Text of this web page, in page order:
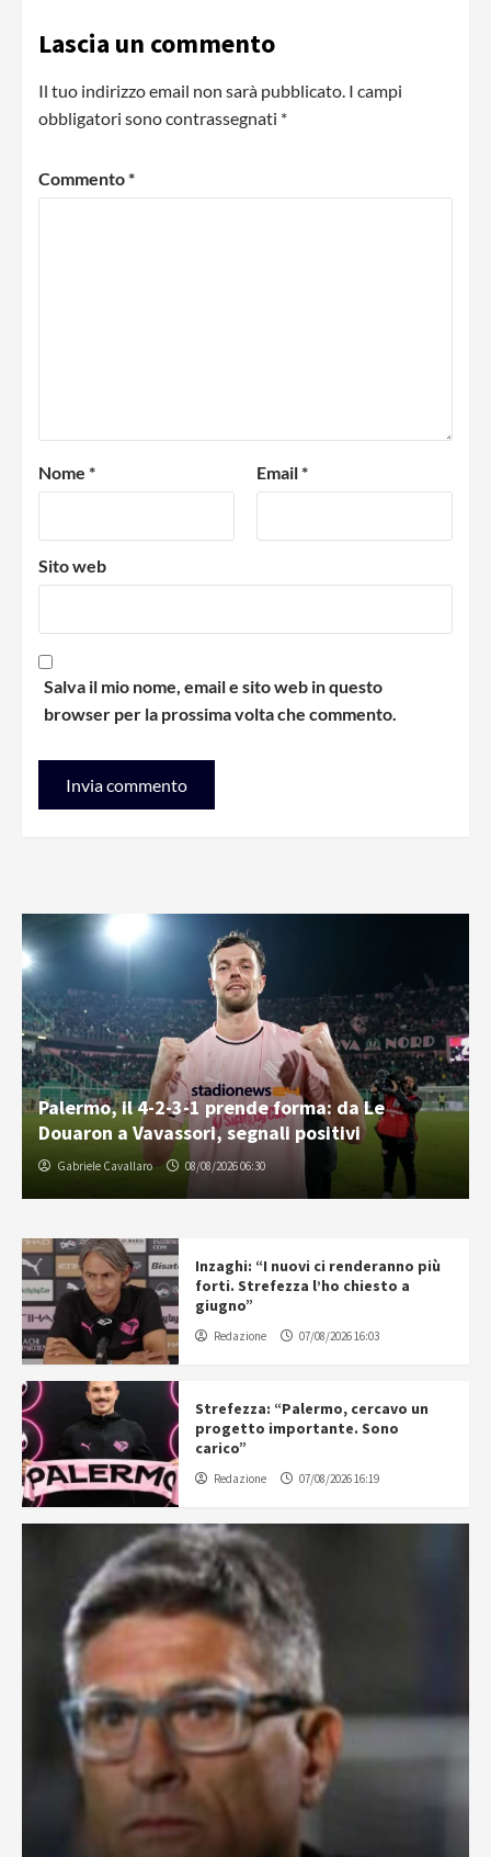
Lascia un commento
Il tuo indirizzo email non sarà pubblicato. I campi
obbligatori sono contrassegnati *
Commento*
Nome * Email*
Sito web
Salva il mio nome, email e sito web in questo
browser per la prossima volta che commento.
Palermo, il 4-2-3-1 prende forma: da Le
Douaron a Vavassori, segnali positivi
Gabriele Cavallaro 08/08/2026 06:30
Inzaghi: “I nuovi ci renderanno più
forti. Strefezza l’ho chiesto a
giugno”
Redazione 07/08/2026 16:03
Strefezza: “Palermo, cercavo un
progetto importante. Sono
carico”
Redazione 07/08/2026 16:19